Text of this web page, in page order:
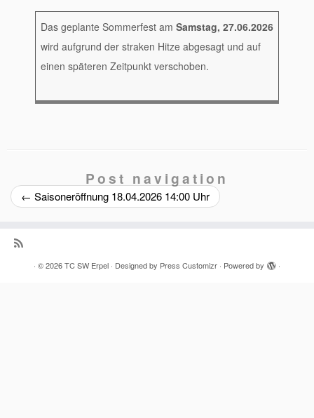
Das geplante Sommerfest am Samstag, 27.06.2026
wird aufgrund der straken Hitze abgesagt und auf
einen späteren Zeitpunkt verschoben.
Post navigation
← Saisoneröffnung 18.04.2026 14:00 Uhr
· © 2026TC SW Erpel · Designed by Press Customizr · Powered by ·